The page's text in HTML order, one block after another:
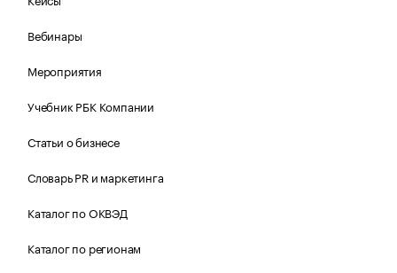
Вебинары
Мероприятия
Учебник РБК Компании
Статьи о бизнесе
Словарь PR и маркетинга
Каталог по ОКВЭД
Каталог по регионам